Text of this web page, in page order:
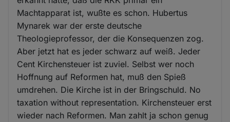
Machtapparat ist, wußte es schon. Hubertus
Mynarek war der erste deutsche
Theologieprofessor, der die Konsequenzen zog.
Aber jetzt hat es jeder schwarz auf weiß. Jeder
Cent Kirchensteuer ist zuviel. Selbst wer noch
Hoffnung auf Reformen hat, muß den Spieß
umdrehen. Die Kirche ist in der Bringschuld. No
taxation without representation. Kirchensteuer erst
wieder nach Reformen. Man zahlt ja schon genug